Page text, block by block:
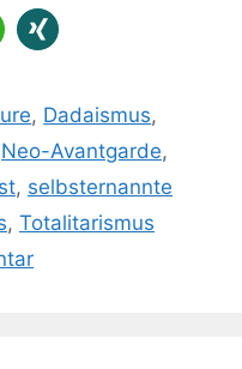
, Dadaismus,
Neo-Avantgarde,
, selbsternannte
, Totalitarismus